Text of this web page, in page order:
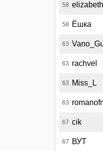
58 elizabeth
58 Ёшка
63
63 rachvel
63 Miss_L
63
67 cik
67 ВУТ